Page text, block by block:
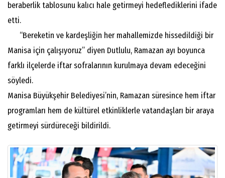
beraberlik tablosunu kalıcı hale getirmeyi hedeflediklerini ifade
etti.
“Bereketin ve kardeşliğin her mahallemizde hissedildiği bir
Manisa için çalışıyoruz” diyen Dutlulu, Ramazan ayı boyunca
farklı ilçelerde iftar sofralarının kurulmaya devam edeceğini
söyledi.
Manisa Büyükşehir Belediyesi’nin, Ramazan süresince hem iftar
programları hem de kültürel etkinliklerle vatandaşları bir araya
getirmeyi sürdüreceği bildirildi.